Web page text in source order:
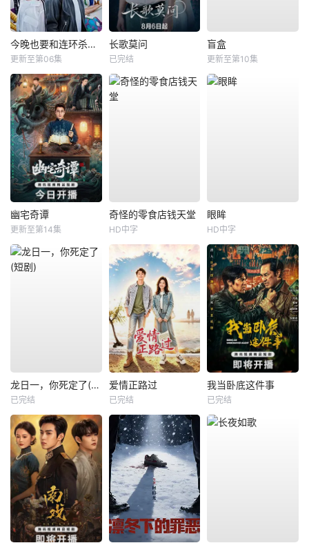
今晚也要和连环杀手约会
更新至第06集
长歌莫问
已完结
盲盒
更新至第10集
幽宅奇谭
更新至第14集
奇怪的零食店钱天堂
HD中字
眼眸
HD中字
龙日一，你死定了(短剧)
已完结
爱情正路过
已完结
我当卧底这件事
已完结